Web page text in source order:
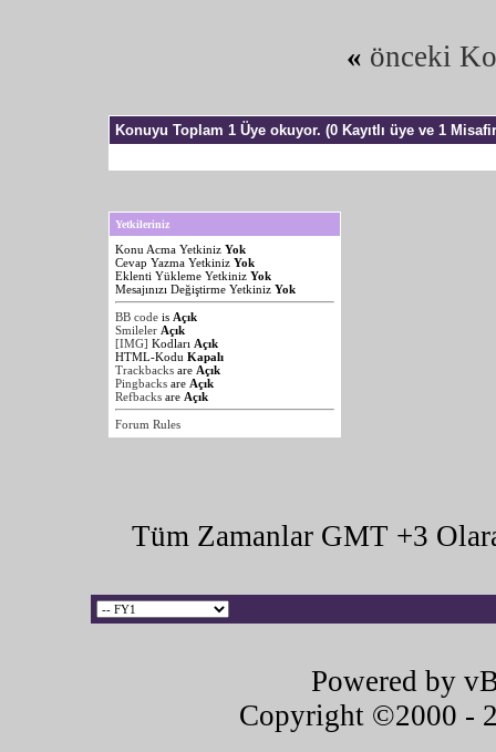
« önceki
Konuyu Toplam 1 Üye okuyor. (0 Kayıtlı üye ve 1
Yetkileriniz
Konu Acma Yetkiniz Yok
Cevap Yazma Yetkiniz Yok
Eklenti Yükleme Yetkiniz Yok
Mesajınızı Değiştirme Yetkiniz Yok
BB code is Açık
Smileler Açık
[IMG] Kodları Açık
HTML-Kodu Kapalı
Trackbacks are Açık
Pingbacks are Açık
Refbacks are Açık
Forum Rules
Tüm Zamanlar GMT +3
Powered by
Copyright ©2000 -